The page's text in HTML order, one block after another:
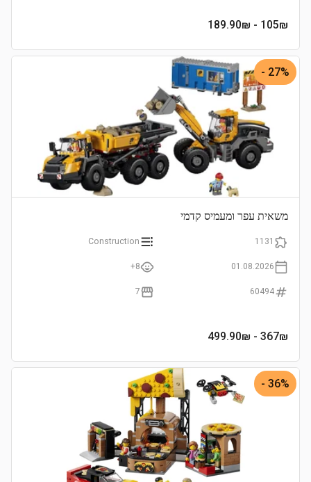
105₪
- 189.90₪
27% -
משאית עפר ומעמיס קדמי
1131
Construction
01.08.2026
8+
60494
7
367₪
- 499.90₪
36% -